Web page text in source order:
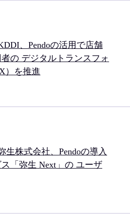
、Pendoの活用で店舗
の デジタルトランスフォ
）を推進
生株式会社、Pendoの導入
「弥生 Next」の ユーザ